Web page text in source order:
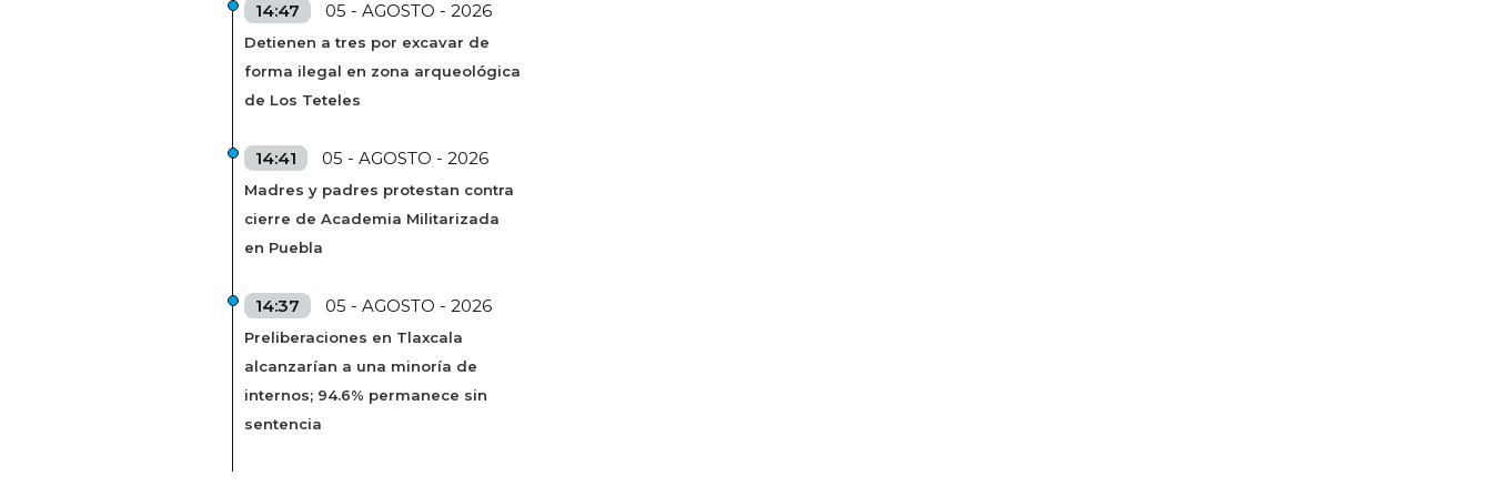
14:47 05 - AGOSTO - 2026
Detienen a tres por excavar de
forma ilegal en zona arqueológica
de Los Teteles
14:41 05 - AGOSTO - 2026
Madres y padres protestan contra
cierre de Academia Militarizada
en Puebla
14:37 05 - AGOSTO - 2026
Preliberaciones en Tlaxcala
alcanzarían a una minoría de
internos; 94.6% permanece sin
sentencia